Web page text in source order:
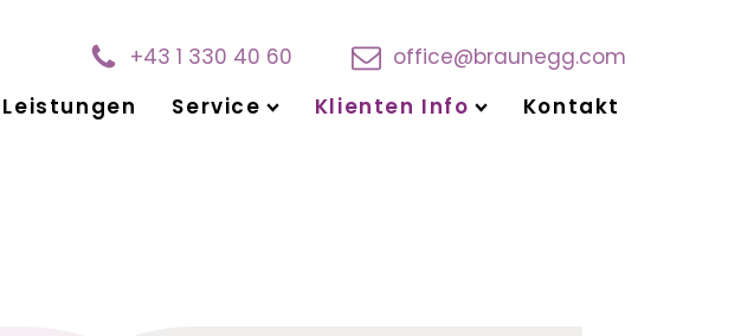
+43 1 330 40 60
office@braunegg.com
Leistungen Service Klienten Info Kontakt